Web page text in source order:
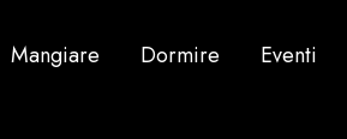
Mangiare Dormire Eventi